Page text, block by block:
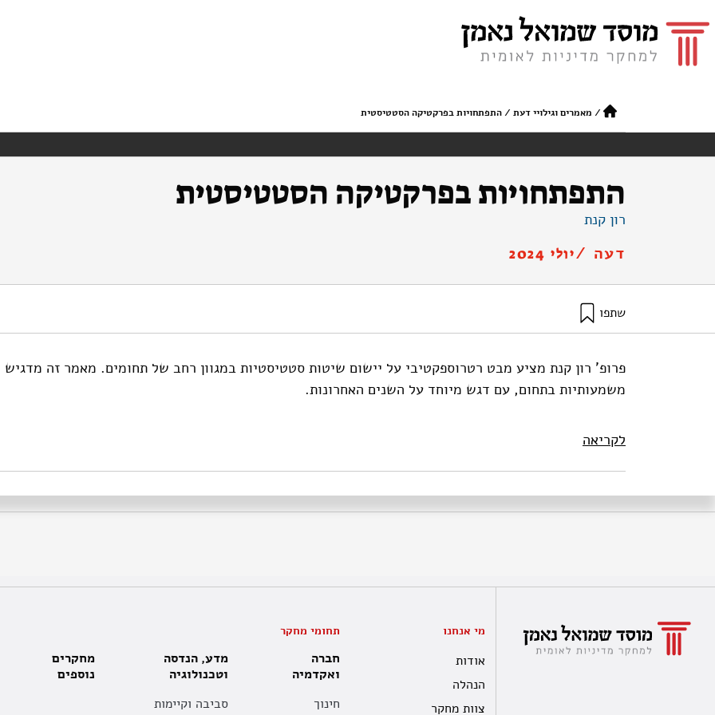
/ מאמרים וגילויי דעת /התפתחויות בפרקטיקה הסטטיסטית
התפתחויות בפרקטיקה הסטטיסטית
רון קנת
דעה /יולי 2024
שתפו
פרופ' רון קנת מציע מבט רטרוספקטיבי על יישום שיטות סטטיסטיות במגוון רחב של תחומים. מאמר זה מדגיש
משמעותיות בתחום, עם דגש מיוחד על השנים האחרונות.
לקריאה
מי אנחנו
אודות
הנהלה
צוות מחקר
תחומי מחקר
חברה
ואקדמיה
חינוך
מדע, הנדסה
וטכנולוגיה
סביבה וקיימות
מחקרים
נוספים